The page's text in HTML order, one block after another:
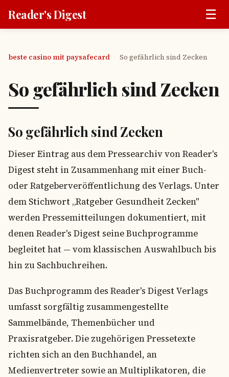
Reader's Digest ☰
beste casino mit paysafecard So gefährlich sind Zecken
So gefährlich sind Zecken
So gefährlich sind Zecken
Dieser Eintrag aus dem Pressearchiv von Reader's
Digest steht in Zusammenhang mit einer Buch-
oder Ratgeberveröffentlichung des Verlags. Unter
dem Stichwort „Ratgeber Gesundheit Zecken"
werden Pressemitteilungen dokumentiert, mit
denen Reader's Digest seine Buchprogramme
begleitet hat — vom klassischen Auswahlbuch bis
hin zu Sachbuchreihen.
Das Buchprogramm des Reader's Digest Verlags
umfasst sorgfältig zusammengestellte
Sammelbände, Themenbücher und
Praxisratgeber. Die zugehörigen Pressetexte
richten sich an den Buchhandel, an
Medienvertreter sowie an Multiplikatoren, die